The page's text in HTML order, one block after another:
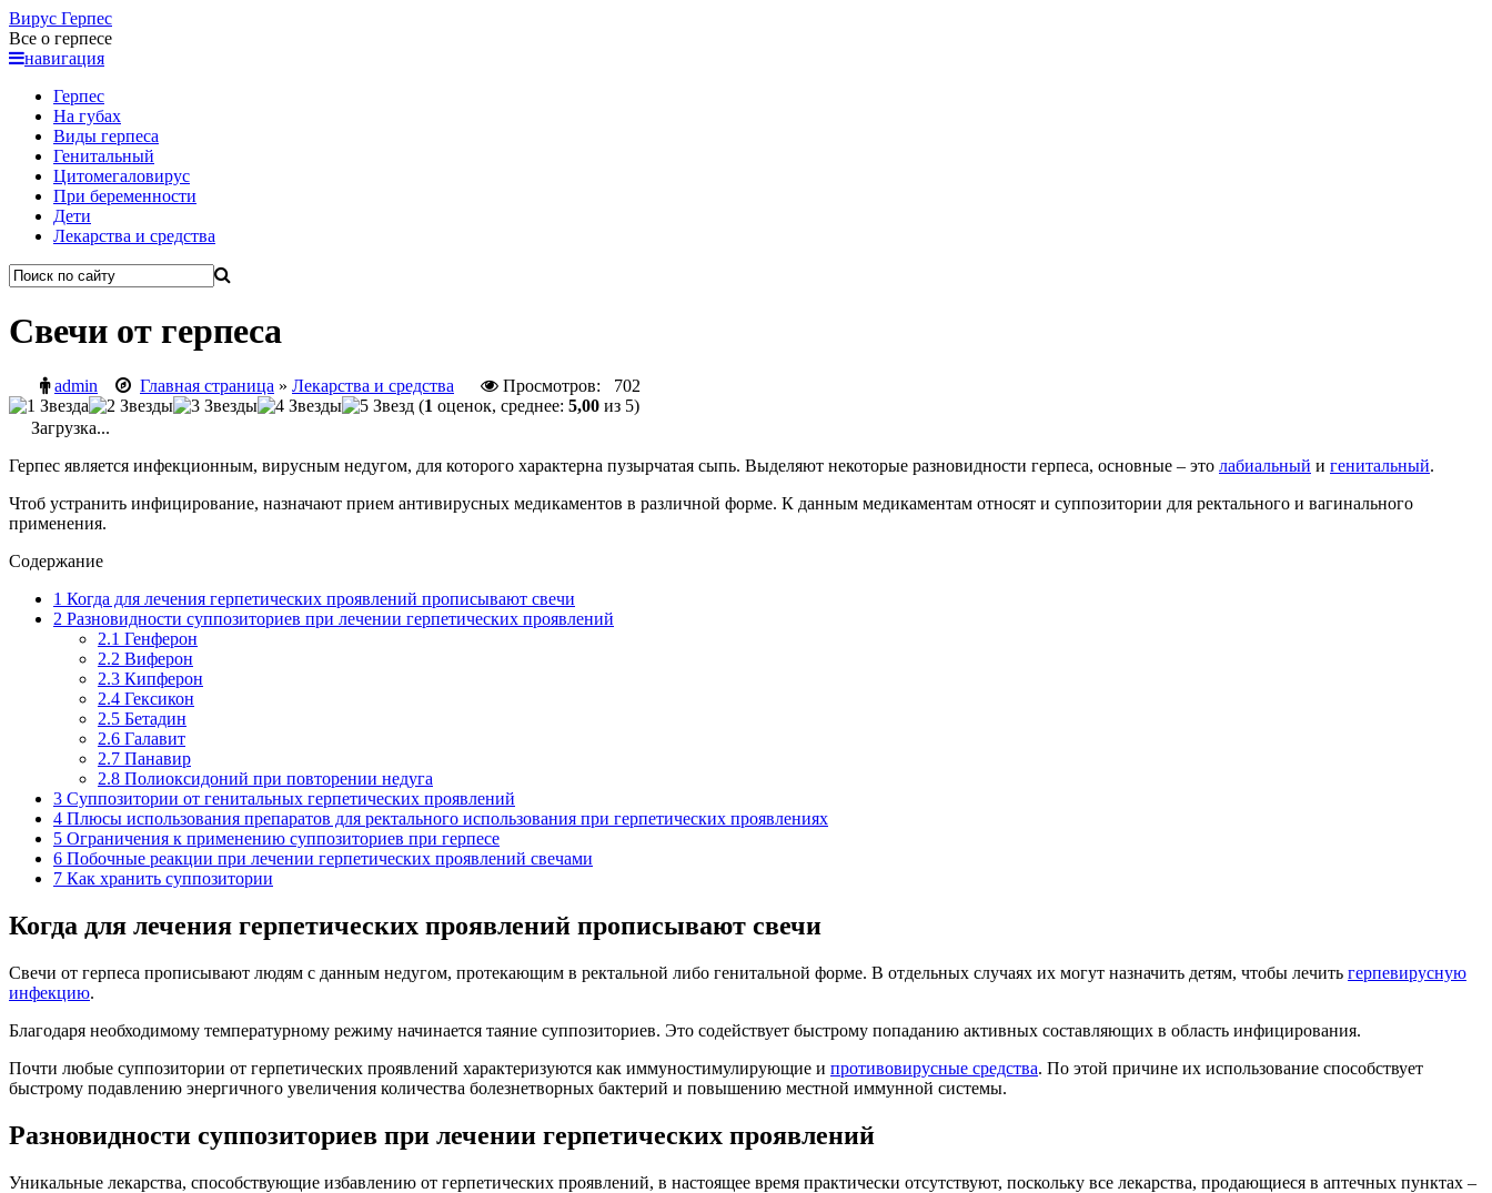
Вирус Герпес
Все о герпесе
навигация
Герпес
На губах
Виды герпеса
Генитальный
Цитомегаловирус
При беременности
Дети
Лекарства и средства
Свечи от герпеса
admin Главная страница » Лекарства и средства
Просмотров: 702
(1 оценок, среднее: 5,00 из 5)
Загрузка...
Герпес является инфекционным, вирусным недугом, для которого характерна пузырчатая сыпь. Выделяют некоторые разновидности герпеса, основные – это лабиальный и генитальный.
Чтоб устранить инфицирование, назначают прием антивирусных медикаментов в различной форме. К данным медикаментам относят и суппозитории для ректального и вагинального
применения.
Содержание
1 Когда для лечения герпетических проявлений прописывают свечи
2 Разновидности суппозиториев при лечении герпетических проявлений
2.1 Генферон
2.2 Виферон
2.3 Кипферон
2.4 Гексикон
2.5 Бетадин
2.6 Галавит
2.7 Панавир
2.8 Полиоксидоний при повторении недуга
3 Суппозитории от генитальных герпетических проявлений
4 Плюсы использования препаратов для ректального использования при герпетических проявлениях
5 Ограничения к применению суппозиториев при герпесе
6 Побочные реакции при лечении герпетических проявлений свечами
7 Как хранить суппозитории
Когда для лечения герпетических проявлений прописывают свечи
Свечи от герпеса прописывают людям с данным недугом, протекающим в ректальной либо генитальной форме. В отдельных случаях их могут назначить детям, чтобы лечить герпевирусную
инфекцию.
Благодаря необходимому температурному режиму начинается таяние суппозиториев. Это содействует быстрому попаданию активных составляющих в область инфицирования.
Почти любые суппозитории от герпетических проявлений характеризуются как иммуностимулирующие и противовирусные средства. По этой причине их использование способствует
быстрому подавлению энергичного увеличения количества болезнетворных бактерий и повышению местной иммунной системы.
Разновидности суппозиториев при лечении герпетических проявлений
Уникальные лекарства, способствующие избавлению от герпетических проявлений, в настоящее время практически отсутствуют, поскольку все лекарства, продающиеся в аптечных пунктах –